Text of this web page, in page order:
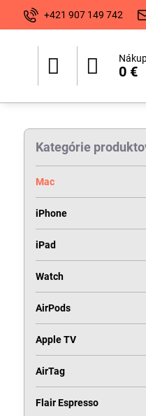
+421 907 149 742
0 €
Kategórie
Mac
iPhone
iPad
Watch
AirPods
Apple TV
AirTag
Flair Espresso